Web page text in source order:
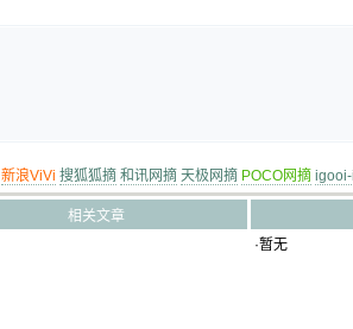
新浪ViVi 搜狐狐摘 和讯网摘 天极网摘 POCO网摘
相关文章
·暂无